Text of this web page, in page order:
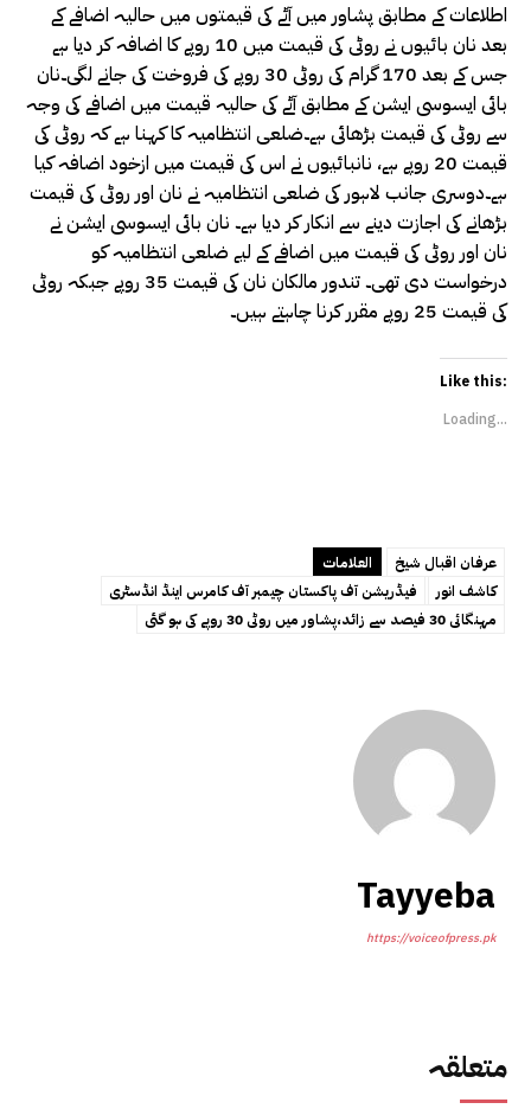
متعلقہ
اطلاعات کے مطابق پشاور میں آٹے کی قیمتوں میں حالیہ اضافے کے
بعد نان بائیوں نے روٹی کی قیمت میں 10 روپے کا اضافہ کر دیا ہے
جس کے بعد 170 گرام کی روٹی 30 روپے کی فروخت کی جانے لگی۔نان
بائی ایسوسی ایشن کے مطابق آٹے کی حالیہ قیمت میں اضافے کی وجہ
سے روٹی کی قیمت بڑھائی ہے۔ضلعی انتظامیہ کا کہنا ہے کہ روٹی کی
قیمت 20 روپے ہے، نانبائیوں نے اس کی قیمت میں ازخود اضافہ کیا
ہے۔دوسری جانب لاہور کی ضلعی انتظامیہ نے نان اور روٹی کی قیمت
بڑھانے کی اجازت دینے سے انکار کر دیا ہے۔ نان بائی ایسوسی ایشن نے
نان اور روٹی کی قیمت میں اضافے کے لیے ضلعی انتظامیہ کو
درخواست دی تھی۔ تندور مالکان نان کی قیمت 35 روپے جبکہ روٹی
کی قیمت 25 روپے مقرر کرنا چاہتے ہیں۔
Like this:
Loading...
العلامات
عرفان اقبال شیخ
فیڈریشن آف پاکستان چیمبر آف کامرس اینڈ انڈسٹری
کاشف انور
مہنگائی 30 فیصد سے زائد،پشاور میں روٹی 30 روپے کی ہو گئی
Tayyeba
https://voiceofpress.pk